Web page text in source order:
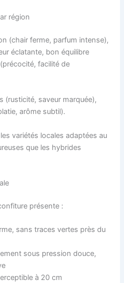
région
(chair ferme, parfum intense),
éclatante, bon équilibre
facilité de
(rusticité, saveur marquée),
arôme subtil).
variétés locales adaptées au
que les hybrides
présente :
sans traces vertes près du
sous pression douce,
à 20 cm